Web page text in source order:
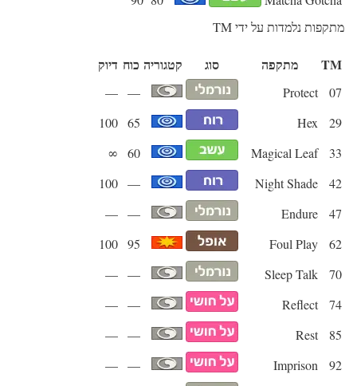
מתקפות נלמדות על ידי TM
TM מתקפה סוג קטגוריה כוח דיוק
07
Protect
—
—
29
Hex
65
100
33
Magical Leaf
60
∞
42
Night Shade
—
100
47
Endure
—
—
62
Foul Play
95
100
70
Sleep Talk
—
—
74
Reflect
—
—
85
Rest
—
—
92
Imprison
—
—